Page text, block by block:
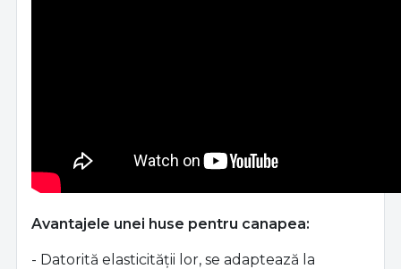
Avantajele unei huse pentru canapea:
- Datorită elasticității lor, se adaptează la